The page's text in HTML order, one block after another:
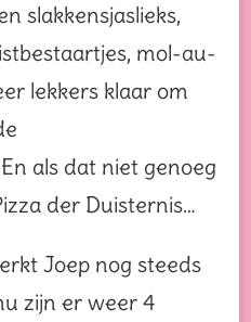
slakkensjaslieks,
mol-au-
lekkers klaar om
als dat niet genoeg
der Duisternis…
Joep nog steeds
zijn er weer 4